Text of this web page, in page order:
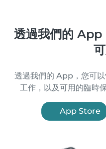
透過我們的 App
可
透過我們的 App，您可
工作，以及可用的臨時
App Store